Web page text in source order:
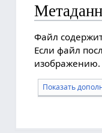
Файл
Если файл
изображению.
Показать